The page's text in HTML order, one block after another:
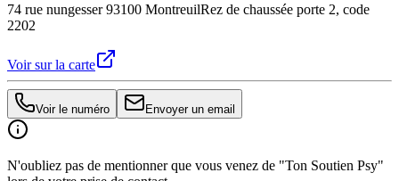
74 rue nungesser 93100 MontreuilRez de chaussée porte 2, code
2202
Voir sur la carte
Voir le numéro Envoyer un email
N'oubliez pas de mentionner que vous venez de "Ton Soutien Psy"